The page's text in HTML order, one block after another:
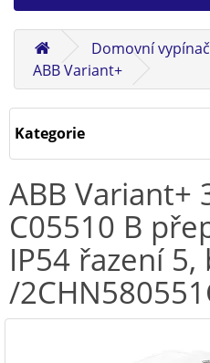
Domovní
ABB Variant+
Kategorie
ABB Variant+
C05510 B
IP54 řazení 5,
/